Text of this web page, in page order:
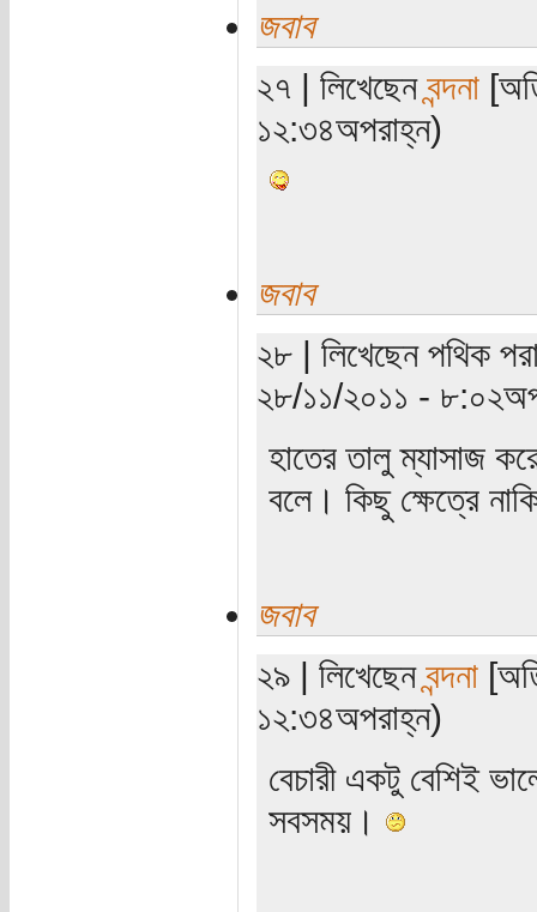
জবাব
২৭ | লিখেছেনবন্দনা
১২:৩৪অপরাহ্ন)
জবাব
২৮ | লিখেছেন পথিক
২৮/১১/২০১১ -
হাতের তালু ম্যাসাজ
বলে। কিছু ক্ষেত্রে
জবাব
২৯ | লিখেছেনবন্দনা
১২:৩৪অপরাহ্ন)
বেচারী একটু বেশিই
সবসময়।